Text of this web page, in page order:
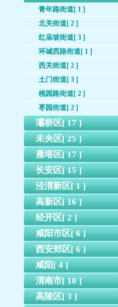
青年路街道[ 1 ]
北关街道[ 2 ]
红庙坡街道[ 3 ]
环城西路街道[ 1 ]
西关街道[ 2 ]
土门街道[ 3 ]
桃园路街道[ 2 ]
枣园街道[ 2 ]
灞桥区[ 17 ]
未央区[ 25 ]
雁塔区[ 17 ]
长安区[ 15 ]
泾渭新区[ 1 ]
高新区[ 16 ]
经开区[ 2 ]
咸阳市区[ 6 ]
西安郊区[ 6 ]
咸阳[ 4 ]
渭南市[ 10 ]
高陵区[ 3 ]